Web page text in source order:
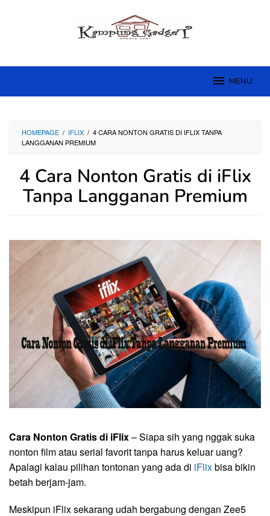
MENU
HOMEPAGE / IFLIX / 4 CARA NONTON GRATIS DI IFLIX TANPA
LANGGANAN PREMIUM
4 Cara Nonton Gratis di iFlix
Tanpa Langganan Premium
Cara Nonton Gratis di iFlix– Siapa sih yang nggak suka
nonton film atau serial favorit tanpa harus keluar uang?
Apalagi kalau pilihan tontonan yang ada di iFlixbisa bikin
betah berjam-jam.
Meskipun iFlix sekarang udah bergabung dengan Zee5